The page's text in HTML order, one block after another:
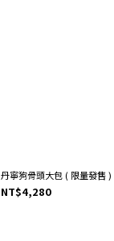
丹寧狗骨頭大包 ( 限量發售 )
NT$4,280